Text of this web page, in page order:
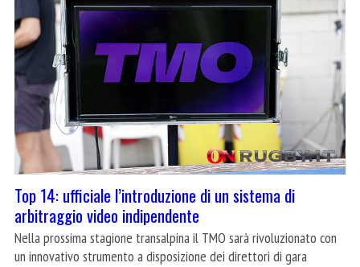
Top 14: ufficiale l’introduzione di un sistema di
arbitraggio video indipendente
Nella prossima stagione transalpina il TMO sarà rivoluzionato con
un innovativo strumento a disposizione dei direttori di gara